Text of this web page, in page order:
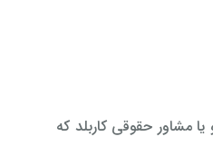
مشاور حقوقی کاربلد که